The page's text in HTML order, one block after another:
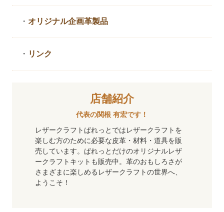
・ オリジナル企画革製品
・ リンク
店舗紹介
代表の関根 有宏です！
レザークラフトぱれっとではレザークラフトを
楽しむ方のために必要な皮革・材料・道具を販
売しています。ぱれっとだけのオリジナルレザ
ークラフトキットも販売中。革のおもしろさが
さまざまに楽しめるレザークラフトの世界へ、
ようこそ！